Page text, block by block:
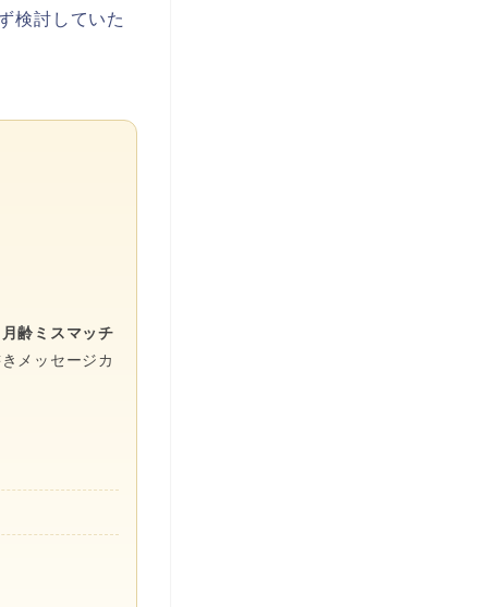
検討していた
齢ミスマッチ
メッセージカ